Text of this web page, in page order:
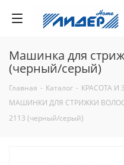
Машинка для
(черный/серый)
Главная - Каталог - КРАСОТА И
МАШИНКИ ДЛЯ СТРИЖКИ
2113 (черный/серый)